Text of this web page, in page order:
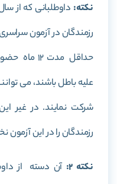
نکته:
رزمندگان در آزمون
حداقل مدت
علیه باطل باشند، می
شرکت نمایند. در غیر
رزمندگان را در این
نکته 2:
آن دسته از